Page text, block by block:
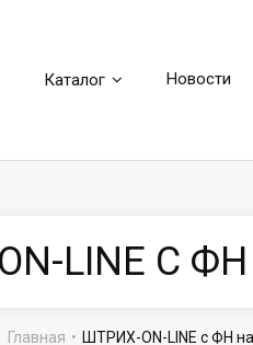
Каталог Новости
LINE С
Главная • ШТРИХ-ON-LINE с ФН